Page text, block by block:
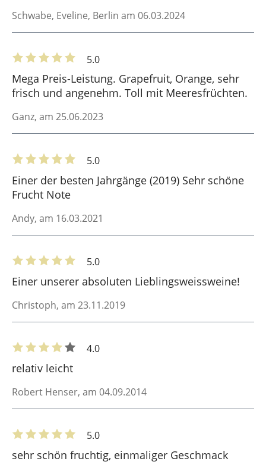
Schwabe, Eveline, Berlin am 06.03.2024
5.0
Mega Preis-Leistung. Grapefruit, Orange, sehr
frisch und angenehm. Toll mit Meeresfrüchten.
Ganz, am 25.06.2023
5.0
Einer der besten Jahrgänge (2019) Sehr schöne
Frucht Note
Andy, am 16.03.2021
5.0
Einer unserer absoluten Lieblingsweissweine!
Christoph, am 23.11.2019
4.0
relativ leicht
Robert Henser, am 04.09.2014
5.0
sehr schön fruchtig, einmaliger Geschmack